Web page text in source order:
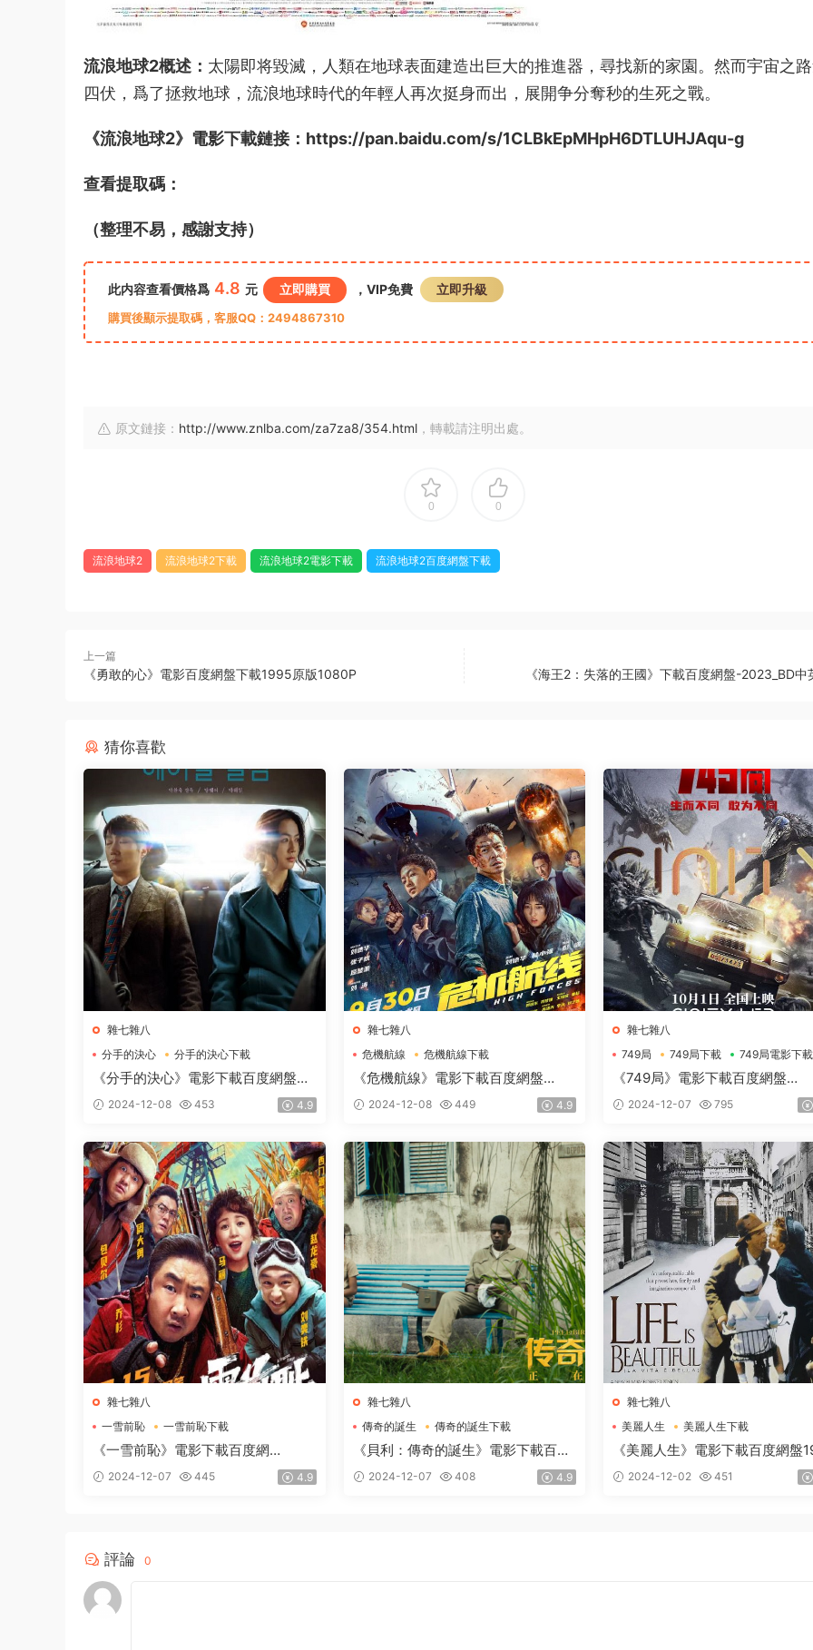
流浪地球2概述： 太陽即将毀滅，人類在地球表面建造出巨大的推進器，尋找新的家園。然而宇宙之
四伏，爲了拯救地球，流浪地球時代的年輕人再次挺身而出，展開争分奪秒的生死之戰。
《流浪地球2》電影下載鏈接：https://pan.baidu.com/s/1CLBkEpMHpH6DTLUHJAqu-g
查看提取碼：
（整理不易，感謝支持）
此内容查看價格爲 4.8 元 立即購買 ，VIP免費 立即升級
購買後顯示提取碼，客服QQ：2494867310
原文鏈接： http://www.znlba.com/za7za8/354.html ，轉載請注明出處。
0 0
流浪地球2 流浪地球2下載 流浪地球2電影下載 流浪地球2百度網盤下載
上一篇
《勇敢的心》電影百度網盤下載1995原版1080P 《海王2：失落的王國》下載百度網盤-2023_BD中
猜你喜歡
雜七雜八
分手的決心
分手的決心下載
分手的決心電影下載
《分手的決心》電影下載百度網盤
2022_BD韓語中字2GB
2024-12-08 453 4.9
雜七雜八
危機航線
危機航線下載
危機航線電影下載
《危機航線》電影下載百度網盤
2024_HD國語中英雙字2.62GB
2024-12-08 449 4.9
雜七雜八
749局
749局下載 749局電影下載
《749局》電影下載百度網盤
2024_HD國語中字2.73GB
2024-12-07 795
雜七雜八
一雪前恥
一雪前恥下載
一雪前恥電影下載
《一雪前恥》電影下載百度網
盤-2024_HD國語中英雙字2.48GB
2024-12-07 445 4.9
雜七雜八
傳奇的誕生
傳奇的誕生下載
傳奇的誕生電影下載
《貝利：傳奇的誕生》電影下載百度
網盤BD國語中英雙字1.87GB
2024-12-07 408 4.9
雜七雜八
美麗人生
美麗人生下載
美麗人生電影下載
《美麗人生》電影下載百度網盤
高清國語中英雙字1.91GB
2024-12-02 451
評論 0